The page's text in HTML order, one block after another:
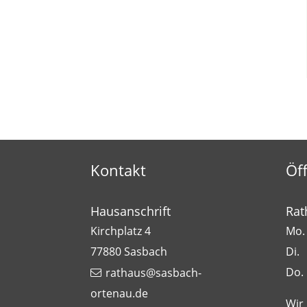
Kontakt
Hausanschrift
Kirchplatz 4
77880Sasbach
rathaus@sasbach-
ortenau.de
Di.
Wir